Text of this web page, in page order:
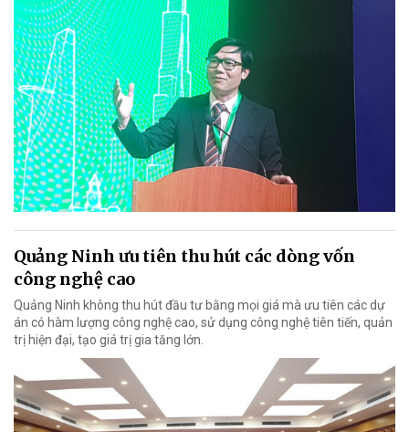
Quảng Ninh ưu tiên thu hút các dòng vốn
công nghệ cao
Quảng Ninh không thu hút đầu tư bằng mọi giá mà ưu tiên các dự
án có hàm lượng công nghệ cao, sử dụng công nghệ tiên tiến, quản
trị hiện đại, tạo giá trị gia tăng lớn.